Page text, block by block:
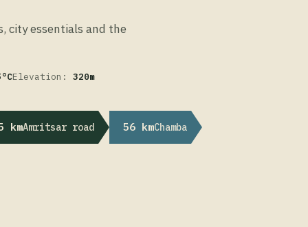
city essentials and the
Elevation: 320m
kmAmritsar road 56 kmChamba